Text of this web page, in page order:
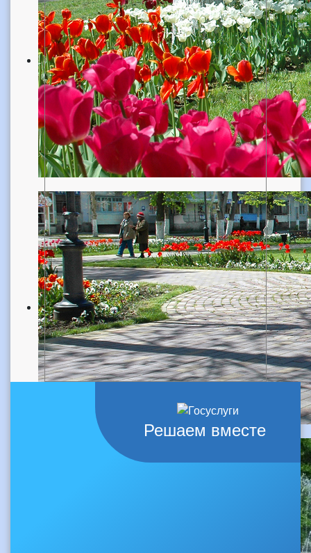
Решаем вместе